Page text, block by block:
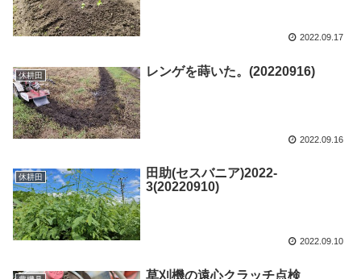
2022.09.17
休耕田 レンゲを蒔いた。(20220916)
2022.09.16
休耕田
田助(セスバニア)2022-
3(20220910)
2022.09.10
草刈機の遠心クラッチ点検